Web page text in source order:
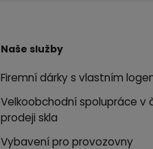
Naše služby
Firemní dárky s vlastním
Velkoobchodní spolupráce v
prodeji skla
Vybavení pro provozovny